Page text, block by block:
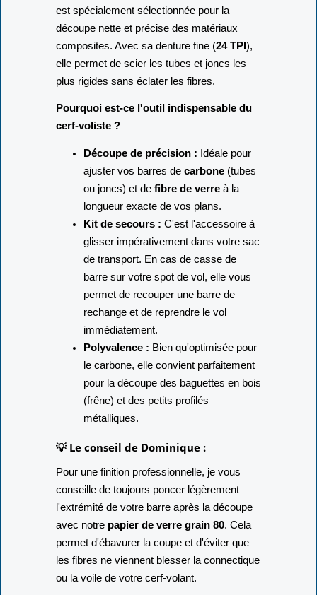
Cettelame de scie à métaux de 300 mm
est spécialement sélectionnée pour la
découpe nette et précise des matériaux
composites. Avec sa denture fine (24 TPI
elle permet de scier les tubes et joncs les
plus rigides sans éclater les fibres.
Pourquoi est-ce l'outil indispensable du
cerf-voliste ?
Découpe de précision :Idéale pour
ajuster vos barres decarbone(tubes
ou joncs) et defibre de verreà la
longueur exacte de vos plans.
Kit de secours :C'est l'accessoire à
glisser impérativement dans votre sac
de transport. En cas de casse de
barre sur votre spot de vol, elle vous
permet de recouper une barre de
rechange et de reprendre le vol
immédiatement.
Polyvalence :Bien qu'optimisée pour
le carbone, elle convient parfaitement
pour la découpe des baguettes en bois
(frêne) et des petits profilés
métalliques.
💡 Le conseil de Dominique :
Pour une finition professionnelle, je vous
conseille de toujours poncer légèrement
l'extrémité de votre barre après la découpe
avec notrepapier de verre grain 80. Cela
permet d'ébavurer la coupe et d'éviter que
les fibres ne viennent blesser la connectique